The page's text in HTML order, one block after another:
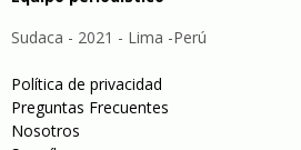
Sudaca - 2021 - Lima -Perú
Política de privacidad
Preguntas Frecuentes
Nosotros